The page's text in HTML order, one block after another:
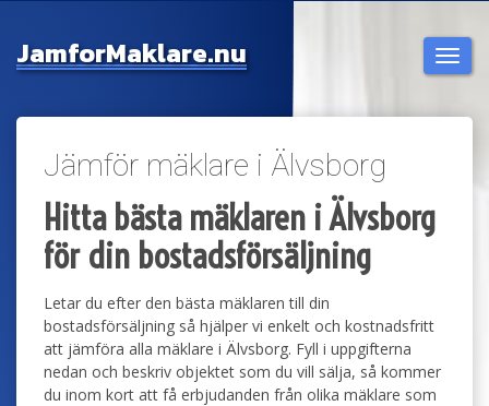
JamforMaklare.nu
Jämför mäklare i Älvsborg
Hitta bästa mäklaren i Älvsborg
för din bostadsförsäljning
Letar du efter den bästa mäklaren till din
bostadsförsäljning så hjälper vi enkelt och kostnadsfritt
att jämföra alla mäklare i Älvsborg. Fyll i uppgifterna
nedan och beskriv objektet som du vill sälja, så kommer
du inom kort att få erbjudanden från olika mäklare som